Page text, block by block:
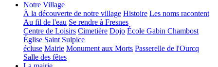
Notre Village
À la découverte de notre village Histoire Les noms racontent
Au fil de l'eau Se rendre à Fresnes
Centre de Loisirs Cimetière Dojo École Gabin Chambost
Église Saint Sulpice
écluse Mairie Monument aux Morts Passerelle de l'Ourcq
Salle des fêtes